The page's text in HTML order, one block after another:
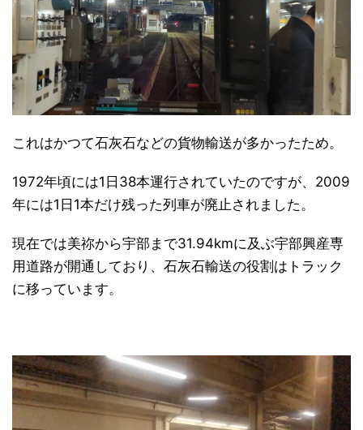
これはかつて石灰石などの貨物輸送が多かったため。
1972年頃には1日38本運行されていたのですが、2009
年には1日1本だけ残った列車が廃止されました。
現在では美祢から宇部まで31.94kmに及ぶ宇部興産専
用道路が開通しており、石灰石輸送の役割はトラック
に移っています。